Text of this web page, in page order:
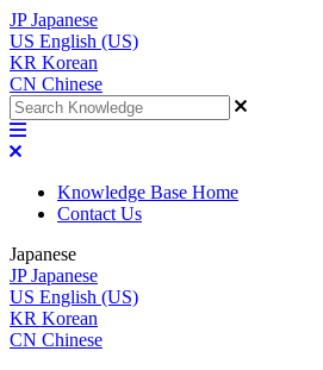
JP Japanese
US English (US)
KR Korean
CN Chinese
Knowledge Base Home
Contact Us
Japanese
JP Japanese
US English (US)
KR Korean
CN Chinese